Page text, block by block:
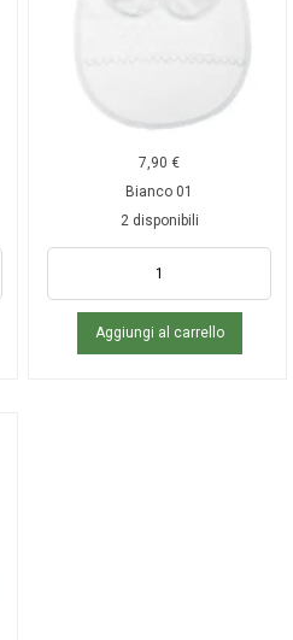
7,90€
Bianco 01
2 disponibili
Aggiungi al carrello